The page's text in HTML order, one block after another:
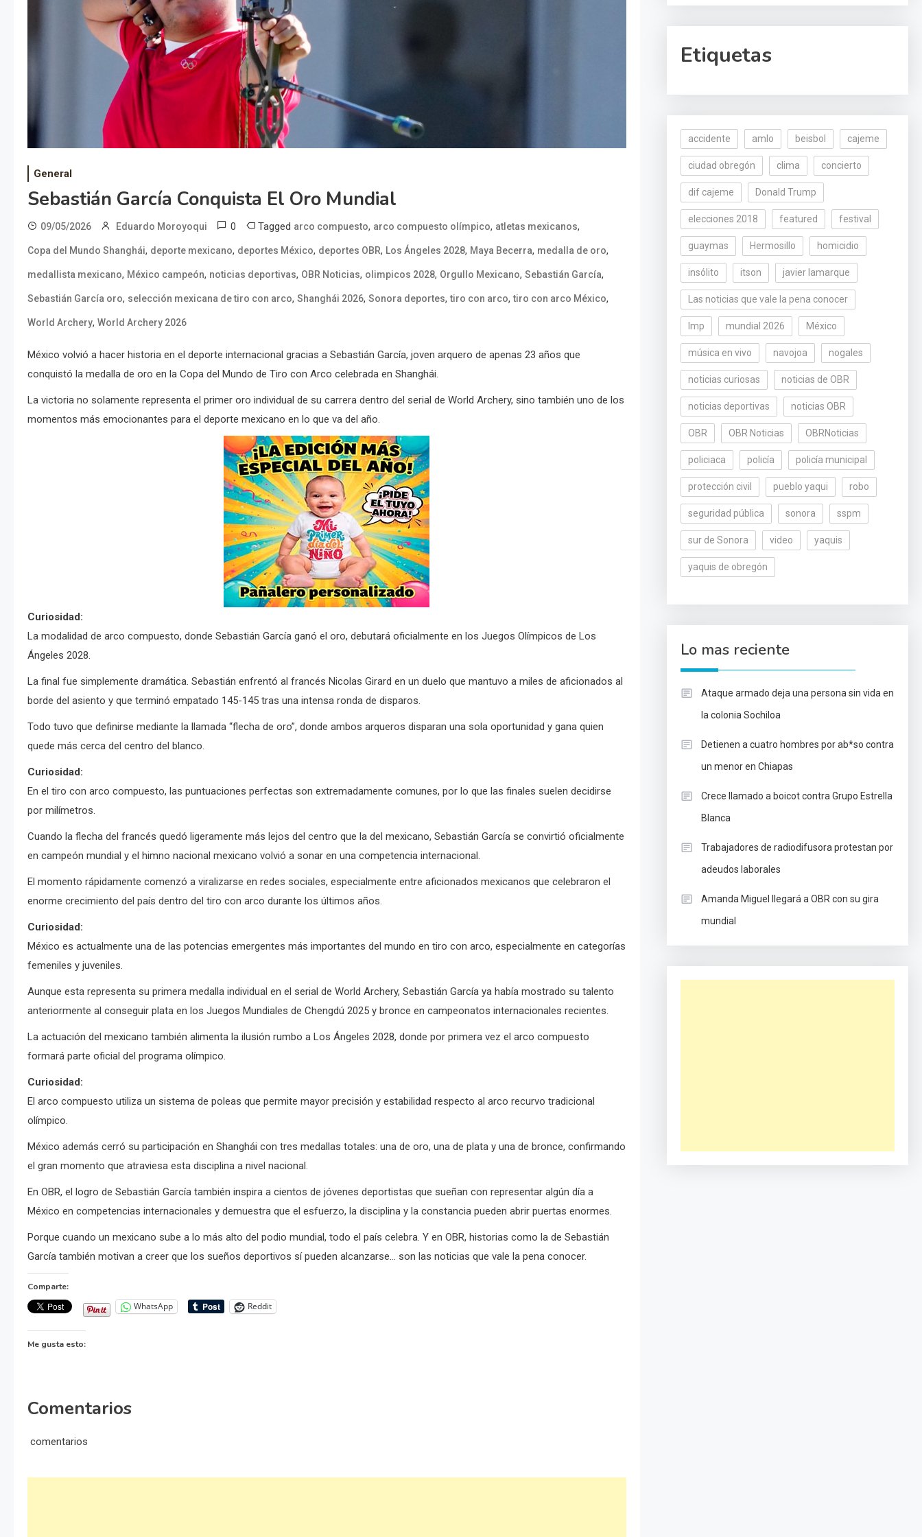
General
Sebastián García Conquista El Oro Mundial
09/05/2026 Eduardo Moroyoqui 0 Tagged arco compuesto, arco compuesto olímpico, atletas mexicanos,
Copa del Mundo Shanghái, deporte mexicano, deportes México, deportes OBR, Los Ángeles 2028, Maya Becerra, medalla de oro,
medallista mexicano, México campeón, noticias deportivas, OBR Noticias, olimpicos 2028, Orgullo Mexicano, Sebastián García,
Sebastián García oro, selección mexicana de tiro con arco, Shanghái 2026, Sonora deportes,tiro con arco,tiro con arco México,
World Archery, World Archery 2026
México volvió a hacer historia en el deporte internacional gracias a Sebastián García, joven arquero de apenas 23 años que
conquistó la medalla de oro en la Copa del Mundo de Tiro con Arco celebrada en Shanghái.
La victoria no solamente representa el primer oro individual de su carrera dentro del serial de World Archery, sino también uno de los
momentos más emocionantes para el deporte mexicano en lo que va del año.
Curiosidad:
La modalidad de arco compuesto, donde Sebastián García ganó el oro, debutará oficialmente en los Juegos Olímpicos de Los
Ángeles 2028.
La final fue simplemente dramática. Sebastián enfrentó al francés Nicolas Girard en un duelo que mantuvo a miles de aficionados al
borde del asiento y que terminó empatado 145-145 tras una intensa ronda de disparos.
Todo tuvo que definirse mediante la llamada “flecha de oro”, donde ambos arqueros disparan una sola oportunidad y gana quien
quede más cerca del centro del blanco.
Curiosidad:
En el tiro con arco compuesto, las puntuaciones perfectas son extremadamente comunes, por lo que las finales suelen decidirse
por milímetros.
Cuando la flecha del francés quedó ligeramente más lejos del centro que la del mexicano, Sebastián García se convirtió oficialmente
en campeón mundial y el himno nacional mexicano volvió a sonar en una competencia internacional.
El momento rápidamente comenzó a viralizarse en redes sociales, especialmente entre aficionados mexicanos que celebraron el
enorme crecimiento del país dentro del tiro con arco durante los últimos años.
Curiosidad:
México es actualmente una de las potencias emergentes más importantes del mundo en tiro con arco, especialmente en categorías
femeniles y juveniles.
Aunque esta representa su primera medalla individual en el serial de World Archery, Sebastián García ya había mostrado su talento
anteriormente al conseguir plata en los Juegos Mundiales de Chengdú 2025 y bronce en campeonatos internacionales recientes.
La actuación del mexicano también alimenta la ilusión rumbo a Los Ángeles 2028, donde por primera vez el arco compuesto
formará parte oficial del programa olímpico.
Curiosidad:
El arco compuesto utiliza un sistema de poleas que permite mayor precisión y estabilidad respecto al arco recurvo tradicional
olímpico.
México además cerró su participación en Shanghái con tres medallas totales: una de oro, una de plata y una de bronce, confirmando
el gran momento que atraviesa esta disciplina a nivel nacional.
En OBR, el logro de Sebastián García también inspira a cientos de jóvenes deportistas que sueñan con representar algún día a
México en competencias internacionales y demuestra que el esfuerzo, la disciplina y la constancia pueden abrir puertas enormes.
Porque cuando un mexicano sube a lo más alto del podio mundial, todo el país celebra. Y en OBR, historias como la de Sebastián
García también motivan a creer que los sueños deportivos sí pueden alcanzarse… son las noticias que vale la pena conocer.
Comparte:
WhatsApp Reddit
Me gusta esto:
Comentarios
comentarios
Etiquetas
accidente amlo beisbol cajeme
ciudad obregón clima concierto
dif cajeme Donald Trump
elecciones 2018 featured festival
guaymas Hermosillo homicidio
insólito itson javier lamarque
Las noticias que vale la pena conocer
lmp mundial 2026 México
música en vivo navojoa nogales
noticias curiosas noticias de OBR
noticias deportivas noticias OBR
OBR OBR Noticias OBRNoticias
policiaca policía policía municipal
protección civil pueblo yaqui robo
seguridad pública sonora sspm
sur de Sonora video yaquis
yaquis de obregón
Lo mas reciente
Ataque armado deja una persona sin vida en
la colonia Sochiloa
Detienen a cuatro hombres por ab*so contra
un menor en Chiapas
Crece llamado a boicot contra Grupo Estrella
Blanca
Trabajadores de radiodifusora protestan por
adeudos laborales
Amanda Miguel llegará a OBR con su gira
mundial